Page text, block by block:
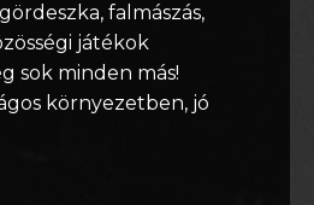
falmászás,
játékok
sok minden más!
környezetben, jó